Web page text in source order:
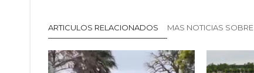
ARTICULOS RELACIONADOS MAS NOTICIAS SOBRE